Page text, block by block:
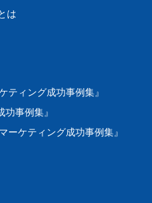
は
ティング成功事例集』
功事例集』
ーケティング成功事例集』